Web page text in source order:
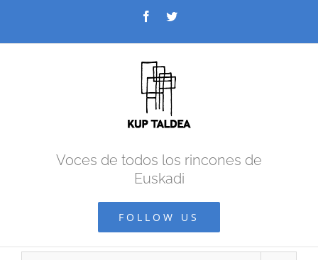
FacebookTwitter
Voces de todos los rincones de
Euskadi
FOLLOW US